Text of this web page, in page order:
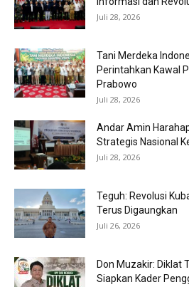
Juli 28, 2026
Tani Merdeka
Perintahkan Kawal
Prabowo
Juli 28, 2026
Andar Amin
Strategis Nasional
Juli 28, 2026
Teguh: Revolusi
Terus Digaungkan
Juli 26, 2026
Don Muzakir: Diklat
Siapkan Kader